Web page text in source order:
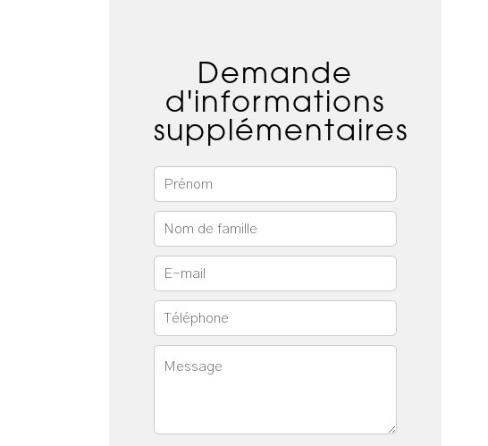
Demande
d'informations
supplémentaires